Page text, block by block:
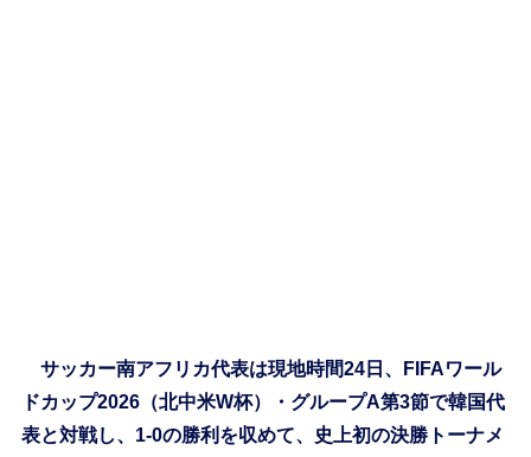
サッカー南アフリカ代表は現地時間24日、FIFAワール
ドカップ2026（北中米W杯）・グループA第3節で韓国代
表と対戦し、1-0の勝利を収めて、史上初の決勝トーナメ